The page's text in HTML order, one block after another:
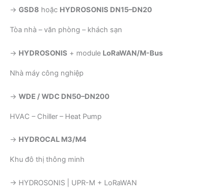
→ GSD8 hoặc HYDROSONIS DN15–DN20
Tòa nhà – văn phòng – khách sạn
→ HYDROSONIS + module LoRaWAN/M-Bus
Nhà máy công nghiệp
→ WDE / WDC DN50–DN200
HVAC – Chiller – Heat Pump
→ HYDROCAL M3/M4
Khu đô thị thông minh
→ HYDROSONIS | UPR-M + LoRaWAN